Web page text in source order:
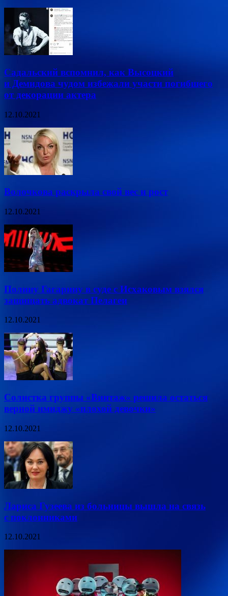
Садальский вспомнил, как Высоцкий
и Демидова чудом избежали участи погибшего
от декорации актера
12.10.2021
Волочкова раскрыла свой вес и рост
12.10.2021
Полину Гагарину в суде с Исхаковым взялся
защищать адвокат Пелагеи
12.10.2021
Солистка группы «Винтаж» решила остаться
верной имиджу «плохой девочки»
12.10.2021
Лариса Гузеева из больницы вышла на связь
с поклонниками
12.10.2021